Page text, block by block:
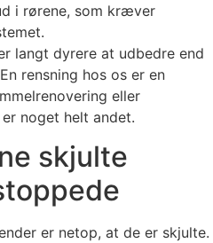
i rørene, som kræver
langt dyrere at udbedre end
rensning hos os er en
eller
noget helt andet.
skjulte
er netop, at de er skjulte.